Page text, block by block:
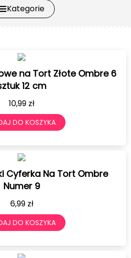
Kategorie
na Tort Złote Ombre 6
12 cm
10,99 zł
DO KOSZYKA
Cyferka Na Tort Ombre
Numer 9
6,99 zł
DO KOSZYKA